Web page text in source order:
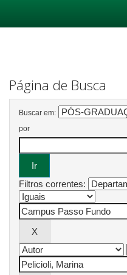
Página de Busca
Buscar em:
por
Filtros correntes: